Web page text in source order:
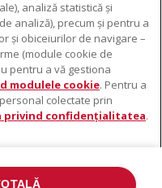
analiză statistică și
analiză), precum și pentru a
și obiceiurilor de navigare –
(module cookie de
pentru a vă gestiona
modulele cookie. Pentru a
colectate prin
privind confidențialitatea.